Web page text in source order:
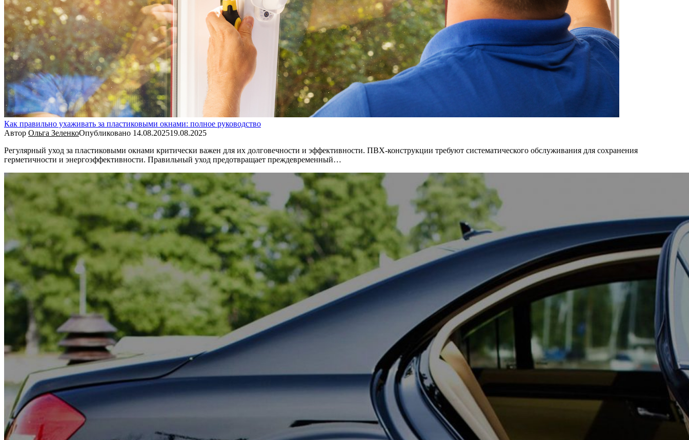
Как правильно ухаживать за пластиковыми окнами: полное руководство
Автор Ольга ЗеленкоОпубликовано 14.08.202519.08.2025
Регулярный уход за пластиковыми окнами критически важен для их долговечности и эффективности. ПВХ-конструкции требуют систематического обслуживания для сохранения
герметичности и энергоэффективности. Правильный уход предотвращает преждевременный…